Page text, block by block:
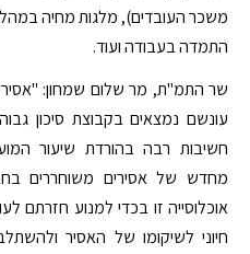
משכר העובדים), מלגות מחיה
התמדה בעבודה ועוד.
שר התמ"ת, מר שלום שמחון:
עונשם נמצאים בקבוצת סיכון
חשיבות רבה בהורדת שיעור
מחדש של אסירים משוחררים
אוכלוסייה זו בכדי למנוע חזרתם
חיוני לשיקומו של האסיר